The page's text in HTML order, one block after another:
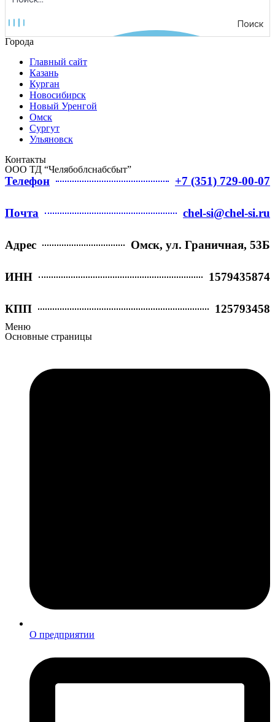
Поиск
Города
Главный сайт
Казань
Курган
Новосибирск
Новый Уренгой
Омск
Сургут
Ульяновск
Контакты
ООО ТД “Челябоблснабсбыт”
Телефон +7 (351) 729-00-07
Почта chel-si@chel-si.ru
Адрес Омск, ул. Граничная, 53Б
ИНН 1579435874
КПП 125793458
Меню
Основные страницы
О предприятии